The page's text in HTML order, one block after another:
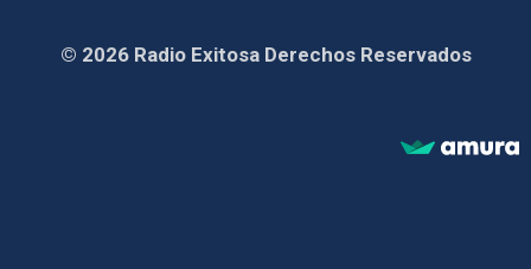
© 2026 Radio Exitosa Derechos Reservados